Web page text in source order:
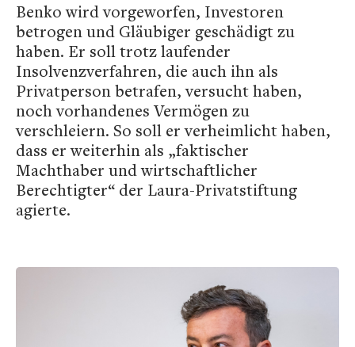
Benko wird vorgeworfen, Investoren
betrogen und Gläubiger geschädigt zu
haben. Er soll trotz laufender
Insolvenzverfahren, die auch ihn als
Privatperson betrafen, versucht haben,
noch vorhandenes Vermögen zu
verschleiern. So soll er verheimlicht haben,
dass er weiterhin als „faktischer
Machthaber und wirtschaftlicher
Berechtigter“ der Laura-Privatstiftung
agierte.